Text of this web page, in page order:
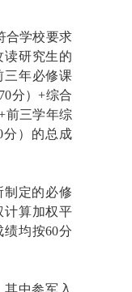
合学校要求
读研究生的
三年必修课
分）+综合
前三学年综
分）的总成
制定的必修
计算加权平
绩均按60分
其中参军入